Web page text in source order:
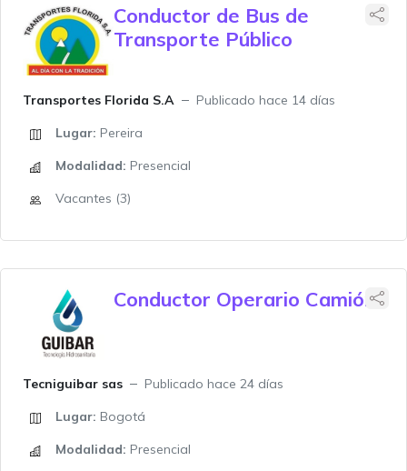
Conductor de Bus de
Transporte Público
Transportes Florida S.A
Publicado hace 14 días
Lugar: Pereira
Modalidad: Presencial
Vacantes (3)
Conductor Operario Camión
Tecniguibar sas
Publicado hace 24 días
Lugar: Bogotá
Modalidad: Presencial